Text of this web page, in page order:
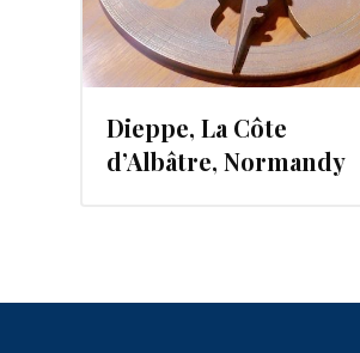
Dieppe, La Côte
d’Albâtre, Normandy